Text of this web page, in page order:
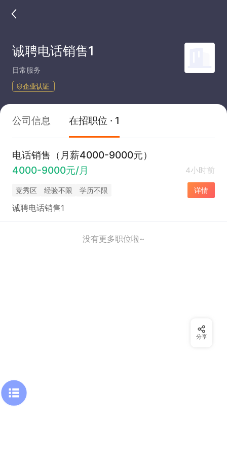
诚聘电话销售1
日常服务
企业认证
公司信息 在招职位 · 1
电话销售（月薪4000-9000元）
4000-9000元/月
4小时前
竞秀区 经验不限 学历不限 详情
诚聘电话销售1
没有更多职位啦~
分享